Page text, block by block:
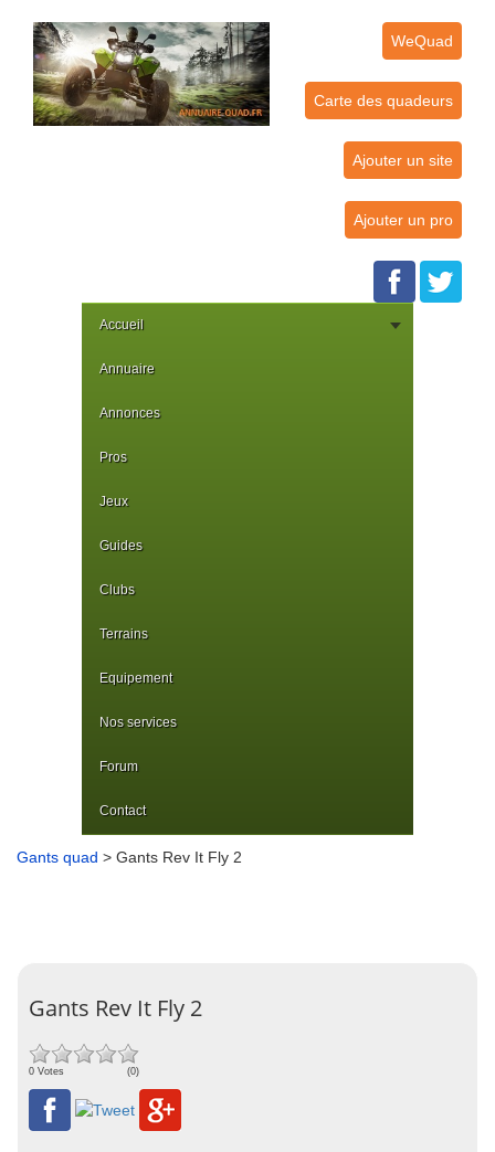
WeQuad
Carte des quadeurs
Ajouter un site
Ajouter un pro
Accueil
Annuaire
Annonces
Pros
Jeux
Guides
Clubs
Terrains
Equipement
Nos services
Forum
Contact
Gants quad > Gants Rev It Fly 2
Gants Rev It Fly 2
0 Votes (0)